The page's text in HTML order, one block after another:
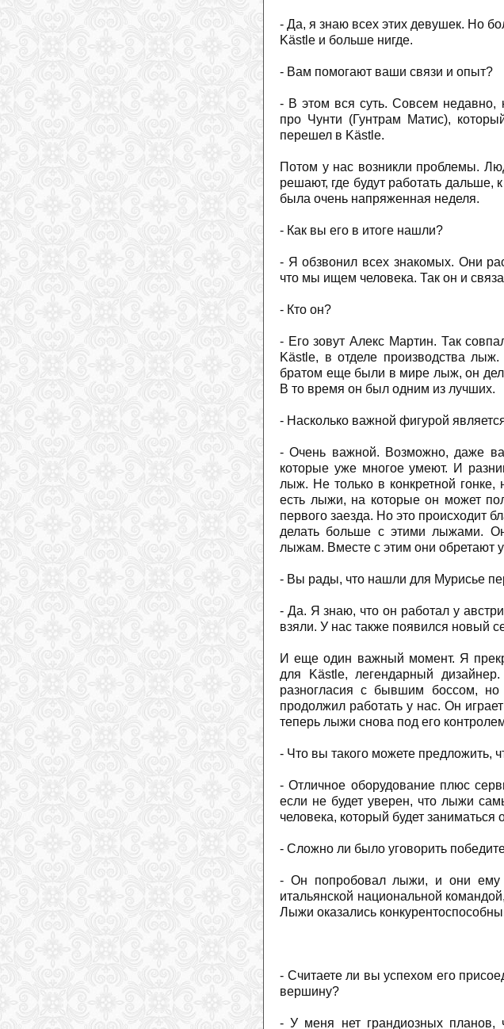
- Да, я знаю всех этих девушек. Но
Kästle и больше нигде.
- Вам помогают ваши связи и опыт?
- В этом вся суть. Совсем недавно,
про Чунти (Гунтрам Матис),
перешел в Kästle.
Потом у нас возникли проблемы.
решают, где будут работать дальше,
была очень напряженная неделя.
- Как вы его в итоге нашли?
- Я обзвонил всех знакомых. Они
что мы ищем человека. Так он и
- Кто он?
- Его зовут Алекс Мартин. Так
Kästle, в отделе производства
братом еще были в мире лыж, он
В то время он был одним из лучших.
- Насколько важной фигурой
- Очень важной. Возможно, даже
которые уже многое умеют. И
лыж. Не только в конкретной гонке,
есть лыжи, на которые он может
первого заезда. Но это происходит
делать больше с этими лыжами.
лыжам. Вместе с этим они обретают
- Вы рады, что нашли для Mурисье
- Да. Я знаю, что он работал у
взяли. У нас также появился новый
И еще один важный момент. Я
для Kästle, легендарный
разногласия с бывшим боссом,
продолжил работать у нас. Он
теперь лыжи снова под его
- Что вы такого можете предложить,
- Отличное оборудование плюс
если не будет уверен, что лыжи
человека, который будет
- Сложно ли было уговорить
- Он попробовал лыжи, и они ему
итальянской национальной
Лыжи оказались
- Считаете ли вы успехом его
вершину?
- У меня нет грандиозных планов,